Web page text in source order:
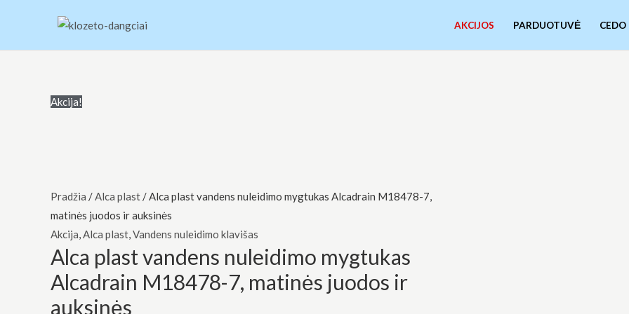
AKCIJOS PARDUOTUVĖ CEDO
Akcija!
Pradžia /Alca plast / Alca plast vandens nuleidimo mygtukas Alcadrain M18478-7,
matinės juodos ir auksinės
Akcija,Alca plast,Vandens nuleidimo klavišas
Alca plast vandens nuleidimo mygtukas
Alcadrain M18478-7, matinės juodos ir
auksinės
produkto
nuleidimo
mygtukas
Alcadrain
M18478-
matinės
juodos